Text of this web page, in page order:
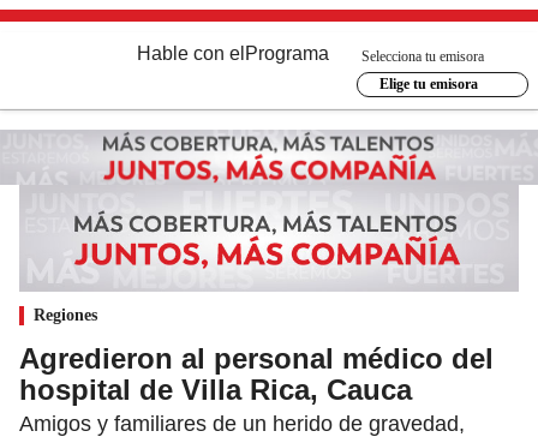
Hable con el Programa
Selecciona tu emisora
Elige tu emisora
Regiones
Agredieron al personal médico del
hospital de Villa Rica, Cauca
Amigos y familiares de un herido de gravedad,